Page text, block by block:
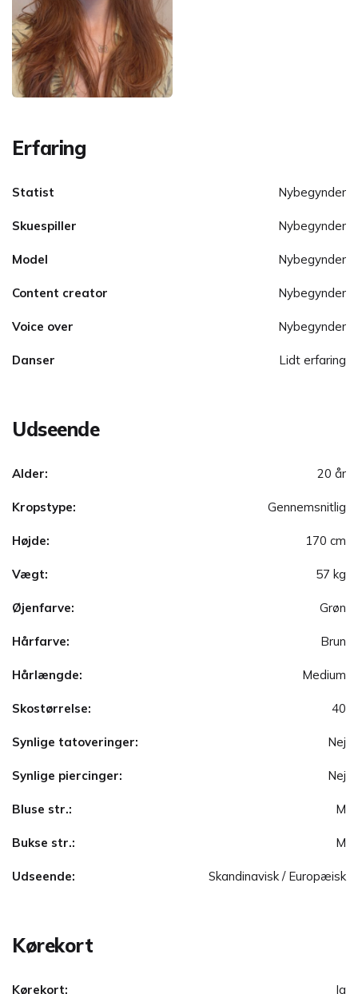
Erfaring
Statist Nybegynder
Skuespiller Nybegynder
Model Nybegynder
Content creator Nybegynder
Voice over Nybegynder
Danser Lidt erfaring
Udseende
Alder: 20 år
Kropstype: Gennemsnitlig
Højde: 170 cm
Vægt: 57 kg
Øjenfarve: Grøn
Hårfarve: Brun
Hårlængde: Medium
Skostørrelse: 40
Synlige tatoveringer: Nej
Synlige piercinger: Nej
Bluse str.: M
Bukse str.: M
Udseende: Skandinavisk / Europæisk
Kørekort
Kørekort: Ja